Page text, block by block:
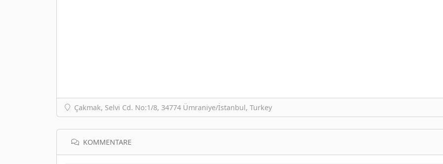
Çakmak, Selvi Cd. No:1/8, 34774 Ümraniye/İstanbul, Turkey
KOMMENTARE